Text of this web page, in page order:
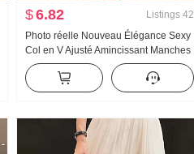
$6.82 Listings 42
Photo réelle Nouveau Élégance Sexy
Col en V Ajusté Amincissant Manches
longues dentelle Coupe moulante
Robe